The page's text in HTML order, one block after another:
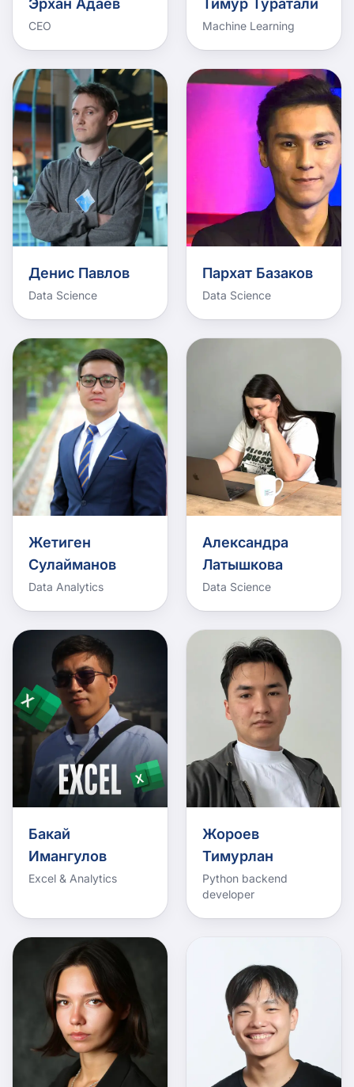
Эрхан Адаев
CEO
Тимур Туратали
Machine Learning
Денис Павлов
Data Science
Пархат Базаков
Data Science
Жетиген
Сулайманов
Data Analytics
Александра
Латышкова
Data Science
Бакай
Имангулов
Excel & Analytics
Жороев
Тимурлан
Python backend
developer